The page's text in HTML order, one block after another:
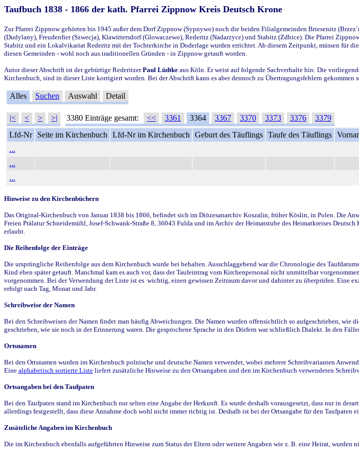
Taufbuch 1838 - 1866 der kath. Pfarrei Zippnow Kreis Deutsch Krone
Zur Pfarrei Zippnow gehörten bis 1945 außer dem Dorf Zippnow (Sypnywo) noch die beiden Filialgemeinden Briesenitz
(Dudylany), Freudenfier (Szwecja), Klawittersdorf (Glowaczewo), Rederitz (Nadarzyce) und Stabitz (Zdbice). Die Pfarrei
Stabitz und ein Lokalvikariat Rederitz mit der Tochterkirche in Doderlage wurden errichtet. Ab diesem Zeitpunkt, müssen für
diesen Gemeinden - wohl noch aus traditionellen Gründen - in Zippnow getauft worden.
Autor dieser Abschrift ist der gebürtige RederitzerPaul Lüdtke aus Köln. Er weist auf folgende Sachverhalte hin: Die
Kirchenbuch, sind in dieser Liste korrigiert worden. Bei der Abschrift kann es aber dennoch zu Übertragungsfehlern gekommen
Alles Suchen Auswahl Detail
|< < > >| 3380 Einträge gesamt: << 3361 3364 3367 3370 3373 3376
3379
Lfd-Nr
Seite im Kirchenbuch Lfd-Nr im Kirchenbuch Geburt des Täuflings Taufe des Täuflings
...
...
...
Hinweise zu den Kirchenbüchern
Das Original-Kirchenbuch von Januar 1838 bis 1866, befindet sich im Diözesanarchiv Koszalin, früher Köslin, in Polen. Die
Freien Prälatur Schneidemühl, Josef-Schwank-Straße 8, 36043 Fulda und im Archiv der Heimatstube des Heimatkreises
erlaubt.
Die Reihenfolge der Einträge
Die ursprüngliche Reihenfolge aus dem Kirchenbuch wurde bei behalten. Ausschlaggebend war die Chronologie des
Kind eben später getauft. Manchmal kam es auch vor, dass der Taufeintrag vom Kirchenpersonal nicht unmittelbar
vorgenommen. Bei der Verwendung der Liste ist es wichtig, einen gewissen Zeitraum davor und dahinter zu überprüfen. Eine
erfolgt nach Tag, Monat und Jahr.
Schreibweise der Namen
Bei den Schreibweisen der Namen findet man häufig Abweichungen. Die Namen wurden offensichtlich so aufgeschrieben, wie
geschrieben, wie sie noch in der Erinnerung waren. Die gesprochene Sprache in den Dörfern war schließlich Dialekt. In den
Ortsnamen
Bei den Ortsnamen wurden im Kirchenbuch polnische und deutsche Namen verwendet, wobei mehrere Schreibvarianten
Eine alphabetisch sortierte Liste liefert zusätzliche Hinweise zu den Ortsangaben und den im Kirchenbuch verwendeten
Ortsangaben bei den Taufpaten
Bei den Taufpaten stand im Kirchenbuch nur selten eine Angabe der Herkunft. Es wurde deshalb vorausgesetzt, dass nur in
allerdings festgestellt, dass diese Annahme doch wohl nicht immer richtig ist. Deshalb ist bei der Ortsangabe für den Taufpaten
Zusätzliche Angaben im Kirchenbuch
Die im Kirchenbuch ebenfalls aufgeführten Hinweise zum Status der Eltern oder weitere Angaben wie z. B. eine Heirat, wurden